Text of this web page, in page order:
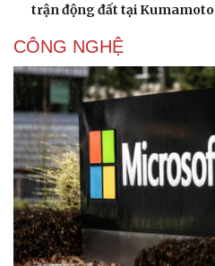
Sức khỏe
Dinh dưỡng - món ngon
trận động đất tại Kumamoto
CÔNG NGHỆ